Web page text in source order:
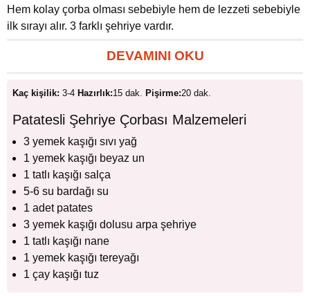
Hem kolay çorba olması sebebiyle hem de lezzeti sebebiyle
ilk sırayı alır. 3 farklı şehriye vardır.
DEVAMINI OKU
Kaç kişilik: 3-4 Hazırlık:15 dak. Pişirme:20 dak.
Patatesli Şehriye Çorbası Malzemeleri
3 yemek kaşığı sıvı yağ
1 yemek kaşığı beyaz un
1 tatlı kaşığı salça
5-6 su bardağı su
1 adet patates
3 yemek kaşığı dolusu arpa şehriye
1 tatlı kaşığı nane
1 yemek kaşığı tereyağı
1 çay kaşığı tuz